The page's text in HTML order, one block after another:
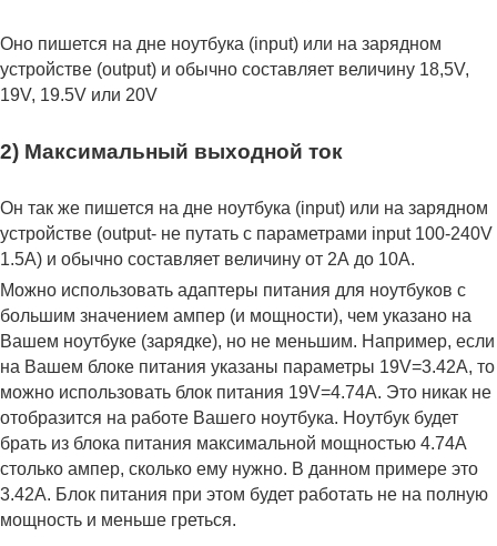
Оно пишется на дне ноутбука (input) или на зарядном
устройстве (output) и обычно составляет величину 18,5V,
19V, 19.5V или 20V
2) Максимальный выходной ток
Он так же пишется на дне ноутбука (input) или на зарядном
устройстве (output- не путать с параметрами input 100-240V
1.5A) и обычно составляет величину от 2А до 10A.
Можно использовать адаптеры питания для ноутбуков с
большим значением ампер (и мощности), чем указано на
Вашем ноутбуке (зарядке), но не меньшим. Например, если
на Вашем блоке питания указаны параметры 19V=3.42A, то
можно использовать блок питания 19V=4.74A. Это никак не
отобразится на работе Вашего ноутбука. Ноутбук будет
брать из блока питания максимальной мощностью 4.74А
столько ампер, сколько ему нужно. В данном примере это
3.42А. Блок питания при этом будет работать не на полную
мощность и меньше греться.